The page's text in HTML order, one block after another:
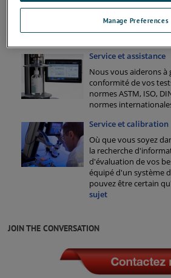
de mesure de force
remplacements ici.
Service et assistance
Nous vous aiderons
conformité de vos
normes ASTM, ISO,
normes
Service et calibration
Où que vous soyez
la recherche
d'évaluation de vos
équipé d'un système
pouvez être certain
sujet
JOIN THE CONVERSATION
Manage Preferences